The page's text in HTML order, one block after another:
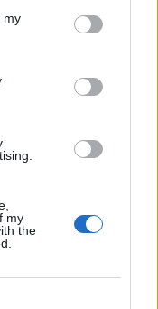
my
my
the
20.00, kort
muligheder for
frit udsyn
fjordene og de
om den
arter sig.
begivenheder,
og kigge i